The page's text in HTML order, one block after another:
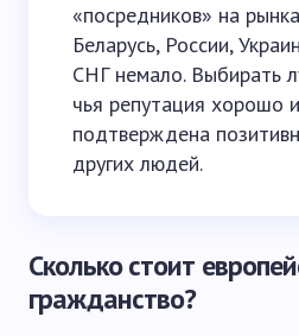
«посредников» на
Беларусь, России,
СНГ немало. Выбирать
чья репутация хорошо
подтверждена
других людей.
Сколько стоит
гражданство?